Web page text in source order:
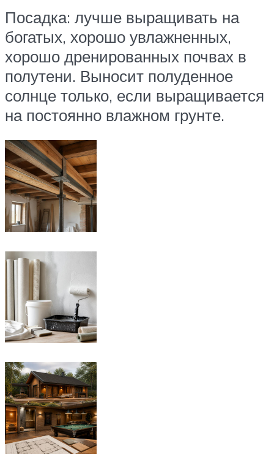
Посадка: лучше выращивать на
богатых, хорошо увлажненных,
хорошо дренированных почвах в
полутени. Выносит полуденное
солнце только, если выращивается
на постоянно влажном грунте.